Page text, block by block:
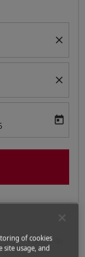
close
close
date-aria-label
today
Vuelos de
of cookies
site usage, and